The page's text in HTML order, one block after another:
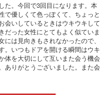
た。今回で3回目になります。本
で優しくて色っぽくて、ちょっと
会いしているときはウキウキして
だった女性にとてもよく似ていま
は見向きもされなかったので、
。いつもドアを開ける瞬間はウキ
体を大切にして互いまた会う機会
ありがとうございました。また会